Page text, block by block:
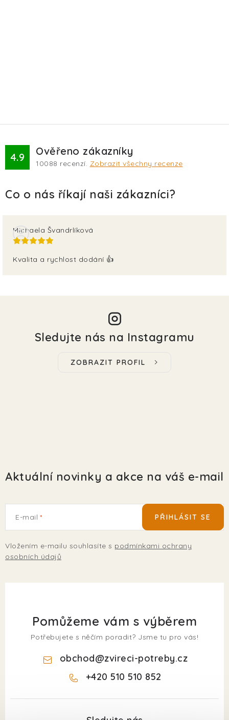
4.9 Ověřeno zákazníky
10088 recenzí. Zobrazit všechny recenze
Michaela Švandrlíková
Kvalita a rychlost dodání 👍
Sledujte nás na Instagramu
ZOBRAZIT PROFIL
Aktuální novinky a akce na váš e-mail
E-mail
Vložením e-mailu souhlasíte s podmínkami ochrany
osobních údajů
PŘIHLÁSIT SE
Pomůžeme vám s výběrem
Potřebujete s něčím poradit? Jsme tu pro vás!
obchod@zvireci-potreby.cz
+420 510 510 852